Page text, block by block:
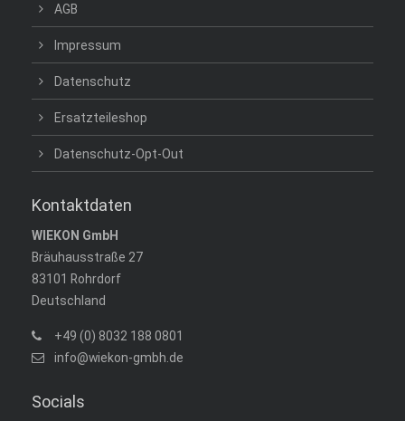
AGB
Impressum
Datenschutz
Ersatzteileshop
Datenschutz-Opt-Out
Kontaktdaten
WIEKON GmbH
Bräuhausstraße 27
83101 Rohrdorf
Deutschland
+49 (0) 8032 188 0801
info@wiekon-gmbh.de
Socials